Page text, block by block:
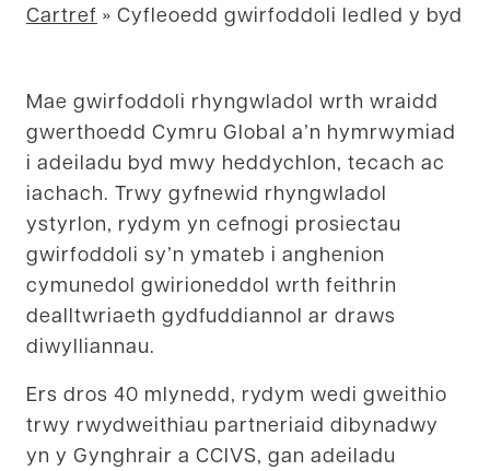
Cartref » Cyfleoedd gwirfoddoli ledled y byd
Mae gwirfoddoli rhyngwladol wrth wraidd
gwerthoedd Cymru Global a’n hymrwymiad
i adeiladu byd mwy heddychlon, tecach ac
iachach. Trwy gyfnewid rhyngwladol
ystyrlon, rydym yn cefnogi prosiectau
gwirfoddoli sy’n ymateb i anghenion
cymunedol gwirioneddol wrth feithrin
dealltwriaeth gydfuddiannol ar draws
diwylliannau.
Ers dros 40 mlynedd, rydym wedi gweithio
trwy rwydweithiau partneriaid dibynadwy
yn y Gynghrair a CCIVS, gan adeiladu